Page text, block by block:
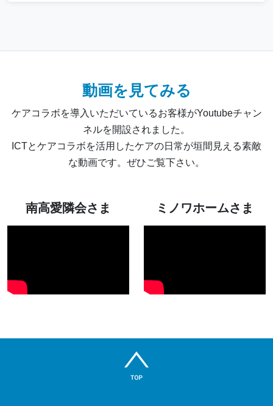
動画を見てみる
ケアコラボを導入いただいているお客様がYoutubeチャン
ネルを開設されました。
ICTとケアコラボを活用したケアの日常が垣間見える素敵
な動画です。ぜひご覧下さい。
南高愛隣会さま ミノワホームさま